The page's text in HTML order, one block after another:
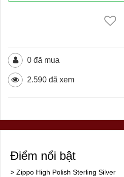
0 đã mua
2.590 đã xem
Điểm nổi bật
> Zippo High Polish Sterling Silver